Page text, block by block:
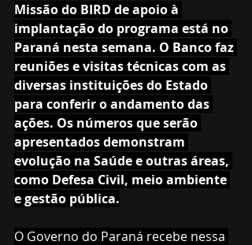
Missão do BIRD de apoio à
implantação do programa está no
Paraná nesta semana. O Banco faz
reuniões e visitas técnicas com as
diversas instituições do Estado
para conferir o andamento das
ações. Os números que serão
apresentados demonstram
evolução na Saúde e outras áreas,
como Defesa Civil, meio ambiente
e gestão pública.
O Governo do Paraná recebe nessa